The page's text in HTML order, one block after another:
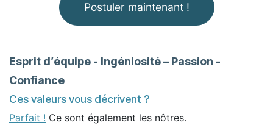
Postuler maintenant !
Esprit d’équipe - Ingéniosité – Passion -
Confiance
Ces valeurs vous décrivent ?
Parfait ! Ce sont également les nôtres.